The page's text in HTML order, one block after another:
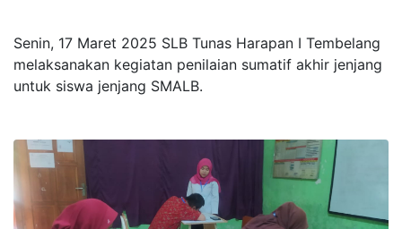
Senin, 17 Maret 2025 SLB Tunas Harapan I Tembelang
melaksanakan kegiatan penilaian sumatif akhir jenjang
untuk siswa jenjang SMALB.